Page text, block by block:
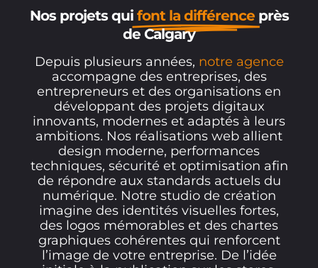
Nos projets qui font la différence près
de Calgary
Depuis plusieurs années, notre agence
accompagne des entreprises, des
entrepreneurs et des organisations en
développant des projets digitaux
innovants, modernes et adaptés à leurs
ambitions. Nos réalisations web allient
design moderne, performances
techniques, sécurité et optimisation afin
de répondre aux standards actuels du
numérique. Notre studio de création
imagine des identités visuelles fortes,
des logos mémorables et des chartes
graphiques cohérentes qui renforcent
l’image de votre entreprise. De l’idée